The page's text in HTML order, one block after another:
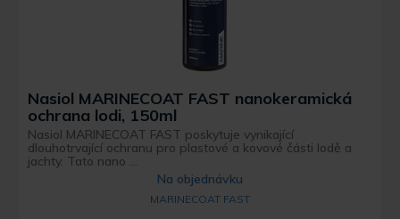
Nasiol MARINECOAT FAST nanokeramická
ochrana lodi, 150ml
Nasiol MARINECOAT FAST poskytuje vynikající
dlouhotrvající ochranu pro plastové a kovové části lodě a
jachty. Tato nano ...
Na objednávku
MARINECOAT FAST